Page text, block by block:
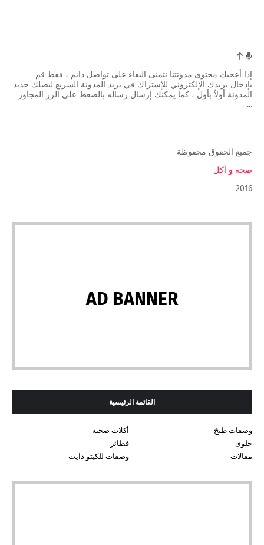
إذا أعجبك محتوى مدونتنا نتمنى البقاء على تواصل دائم ، فقط قم
بإدخال بريدك الإلكتروني للإشتراك في بريد المدونة السريع ليصلك جديد
المدونة أولاً بأول ، كما يمكنك إرسال رساله بالضغط على الزر المجاور
...
جميع الحقوق محفوظة
صحة و أكل
2016
AD BANNER
القائمة الرئيسية
أكلات صحية
وصفات طبخ
فطائر
حلوى
وصفات للكيتو دايت
مقالات